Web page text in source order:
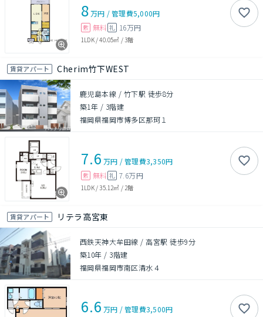
8万円 /管理費5,000円
敷 無料 礼 16万円
1LDK/40.05㎡ /3階
賃貸アパート Cherim竹下WEST
鹿児島本線 / 竹下駅 徒歩8分
築1年 / 3階建
福岡県福岡市博多区那珂１
7.6 万円 /管理費3,350円
敷 無料 礼 7.6万円
1LDK/35.12㎡ / 2階
賃貸アパート リテラ高宮東
西鉄天神大牟田線 / 高宮駅 徒歩9分
築10年 / 3階建
福岡県福岡市南区清水４
6.6 万円 /管理費3,500円